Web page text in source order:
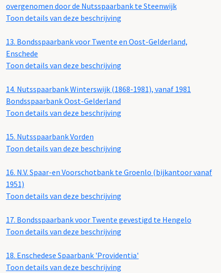
overgenomen door de Nutsspaarbank te Steenwijk
Toon details van deze beschrijving
13. Bondsspaarbank voor Twente en Oost-Gelderland,
Enschede
Toon details van deze beschrijving
14. Nutsspaarbank Winterswijk (1868-1981), vanaf 1981
Bondsspaarbank Oost-Gelderland
Toon details van deze beschrijving
15. Nutsspaarbank Vorden
Toon details van deze beschrijving
16. N.V. Spaar-en Voorschotbank te Groenlo (bijkantoor vanaf
1951)
Toon details van deze beschrijving
17. Bondsspaarbank voor Twente gevestigd te Hengelo
Toon details van deze beschrijving
18. Enschedese Spaarbank 'Providentia'
Toon details van deze beschrijving